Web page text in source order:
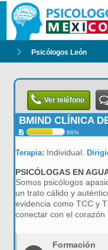
Psicólogos León
Ver teléfono
BMIND CLÍNICA
66%
Terapia: Individual.
PSICÓLOGAS EN
Somos psicólogos
un trato cálido y
evidencia como TCC y
conectar con el corazón
Formación